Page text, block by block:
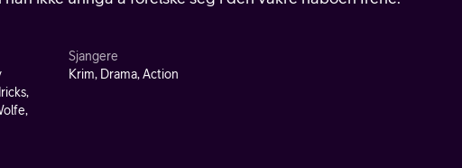
Sjangere
Krim, Drama, Action